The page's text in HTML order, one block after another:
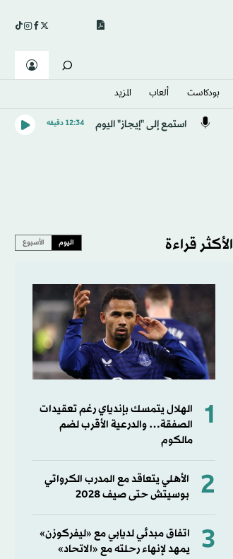
بودكاست ألعاب المزيد
استمع إلى "إيجاز" اليوم 12:34 دقيقه
الأكثر قراءة اليوم الأسبوع
1
الهلال يتمسك بإندياي رغم تعقيدات
الصفقة… والدرعية الأقرب لضم
مالكوم
2
الأهلي يتعاقد مع المدرب الكرواتي
بوسيتش حتى صيف 2028
3
اتفاق مبدئي لديابي مع «ليفركوزن»
يمهد لإنهاء رحلته مع «الاتحاد»